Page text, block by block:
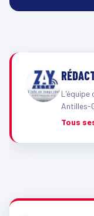
L'équipe
Antilles-
Tous